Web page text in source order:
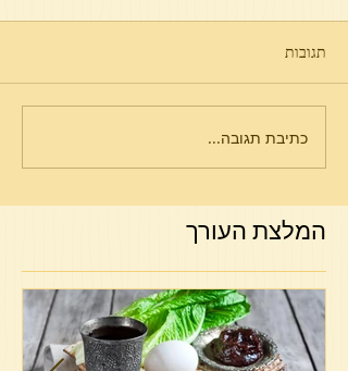
תגובות
כתיבת תגובה...
המלצת העורך